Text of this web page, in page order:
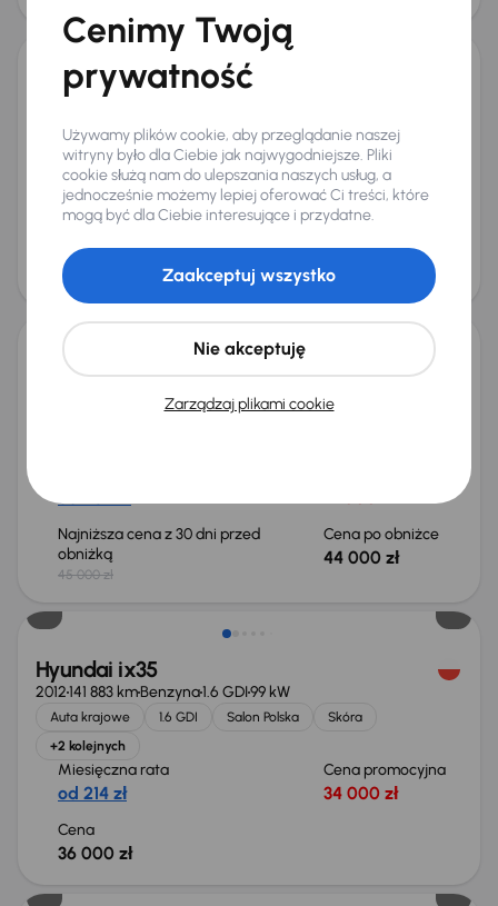
Hyundai ix35
2.0 CRDi Skóra Klimatronic
Parktronic
+2 kolejnych
Miesięczna rata
od 238 zł
Cena promocyjna
38 000 zł
Cena
40 000 zł
Taniej o 1 000 zł
Hyundai ix35
Benzyna 2.0 GDI 122 kW 4x4
od 262 zł
Najniższa cena z 30 dni przed
obniżką
45 000 zł
Cena po obniżce
44 000 zł
Hyundai ix35
2012141 883 kmBenzyna1.6 GDI99 kW
Auta krajowe 1.6 GDI Salon Polska
Skóra
+2 kolejnych
Miesięczna rata
od 214 zł
Cena promocyjna
34 000 zł
Cena
36 000 zł
Cenimy Twoją
prywatność
Używamy plików cookie, aby przeglądanie naszej
witryny było dla Ciebie jak najwygodniejsze. Pliki
cookie służą nam do ulepszania naszych usług, a
jednocześnie możemy lepiej oferować Ci treści, które
mogą być dla Ciebie interesujące i przydatne.
Zarządzaj plikami cookie
Nie akceptuję
Zaakceptuj wszystko